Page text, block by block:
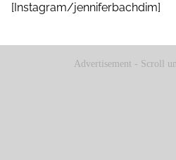
[Instagram/jenniferbachdim]
Advertisement - Scroll